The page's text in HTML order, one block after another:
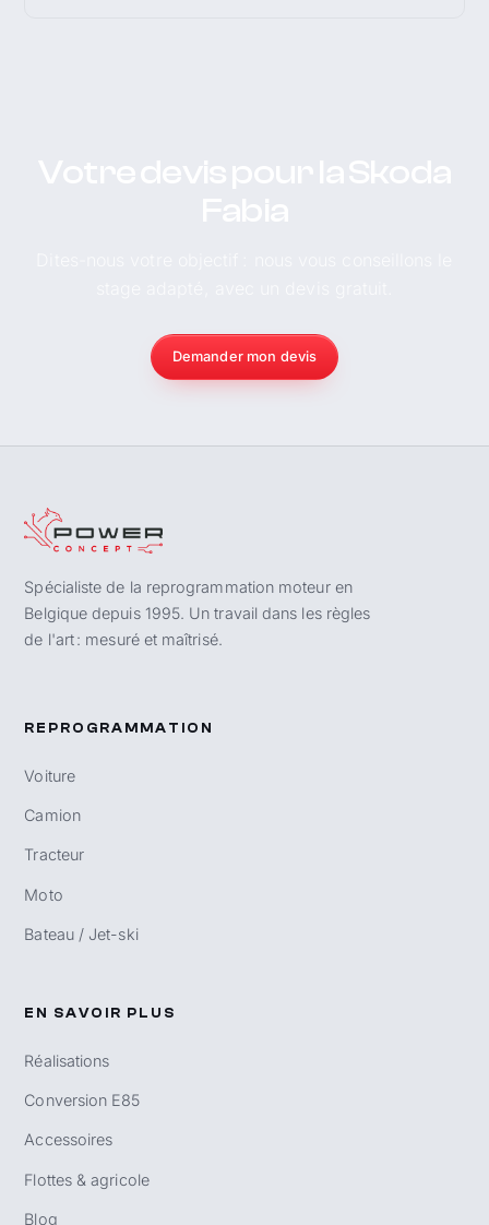
Demander mon devis
Spécialiste de la reprogrammation moteur en
Belgique depuis 1995. Un travail dans les règles
de l'art : mesuré et maîtrisé.
REPROGRAMMATION
Voiture
Camion
Tracteur
Moto
Bateau / Jet-ski
EN SAVOIR PLUS
Réalisations
Conversion E85
Accessoires
Flottes & agricole
Blog